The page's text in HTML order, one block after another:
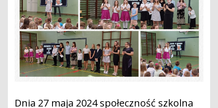
Dnia 27 maja 2024 społeczność szkolna